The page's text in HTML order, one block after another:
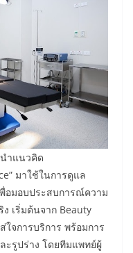
ำแนวคิด
มาใช้ในการดูแล
อมอบประสบการณ์ความ
เริ่มต้นจาก Beauty
จการบริการ พร้อมการ
ะรูปร่าง โดยทีมแพทย์ผู้